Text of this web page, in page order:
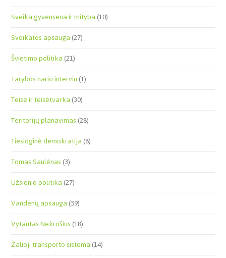
Sveika gyvensena ir mityba(10)
Sveikatos apsauga(27)
Švietimo politika(21)
Tarybos nario interviu(1)
Teisė ir teisėtvarka(30)
Teritorijų planavimas(28)
Tiesioginė demokratija(8)
Tomas Saulėnas(3)
Užsienio politika(27)
Vandenų apsauga(59)
Vytautas Nekrošius(18)
Žalioji transporto sistema(14)